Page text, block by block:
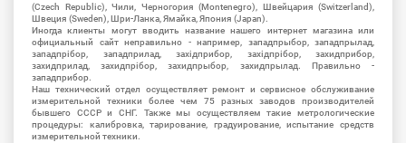
(Czech Republic), Чили, Черногория (Montenegro), Швейцария (Switzerland),
Швеция (Sweden), Шри-Ланка, Ямайка, Япония (Japan).
Иногда клиенты могут вводить название нашего интернет магазина или
официальный сайт неправильно - например, западпрыбор, западпрылад,
западпрібор, западприлад, західприбор, західпрібор, захидприбор,
захидприлад, захидпрібор, захидпрыбор, захидпрылад. Правильно -
западприбор.
Наш технический отдел осуществляет ремонт и сервисное обслуживание
измерительной техники более чем 75 разных заводов производителей
бывшего СССР и СНГ. Также мы осуществляем такие метрологические
процедуры: калибровка, тарирование, градуирование, испытание средств
измерительной техники.